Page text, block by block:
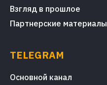
Взгляд в прошлое
Партнерские материалы
TELEGRAM
Основной канал